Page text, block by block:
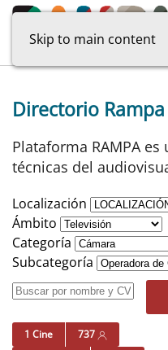
Skip to main content
Directorio Rampa
Plataforma RAMPA
técnicas del
Localización
Ámbito
Categoría
Subcategoría
1 Cine 737